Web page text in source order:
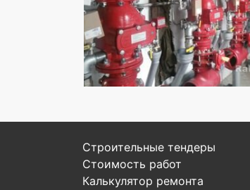
Строительные тендеры
Стоимость работ
Калькулятор ремонта